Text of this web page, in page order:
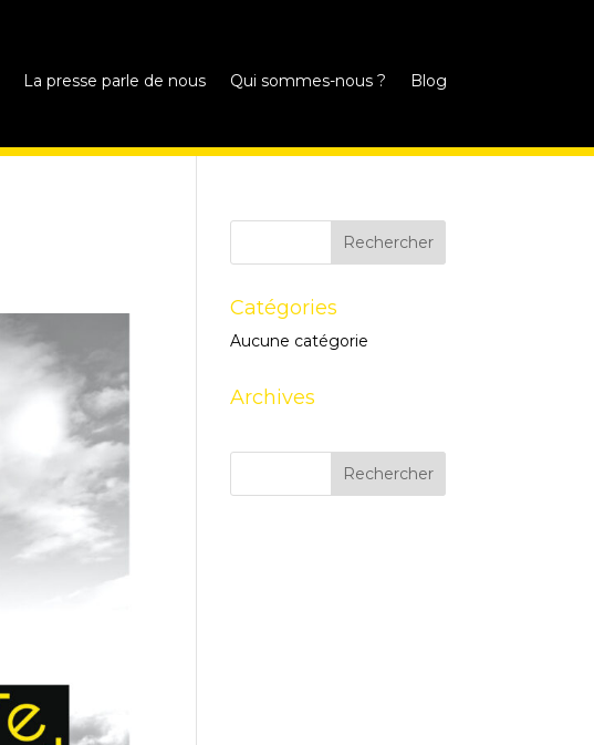
La presse parle de nous Qui sommes-nous ? Blog
Catégories
Aucune catégorie
Archives